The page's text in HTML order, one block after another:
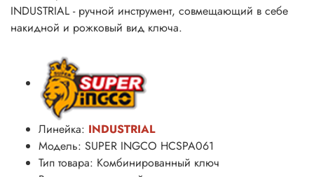
INDUSTRIAL - ручной инструмент, совмещающий в себе
накидной и рожковый вид ключа.
Линейка: INDUSTRIAL
Модель: SUPER INGCO HCSPA061
Тип товара: Комбинированный ключ